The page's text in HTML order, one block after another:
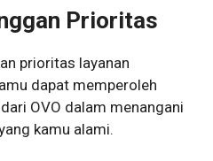
Prioritas
prioritas layanan
dapat memperoleh
OVO dalam menangani
kamu alami.